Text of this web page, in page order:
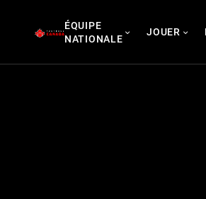
ÉQUIPE
NATIONALE
JOUER